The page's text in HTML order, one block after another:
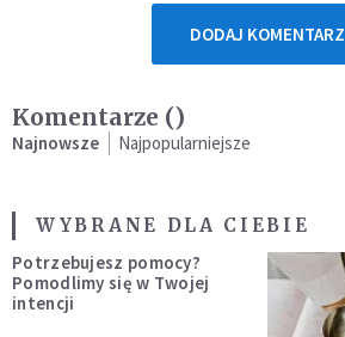
DODAJ KOMENTARZ
Komentarze ()
Najnowsze Najpopularniejsze
WYBRANE DLA CIEBIE
Potrzebujesz pomocy?
Pomodlimy się w Twojej
intencji